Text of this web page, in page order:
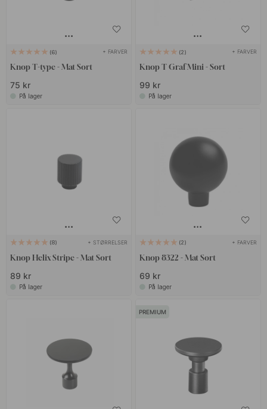
6 + FARVER
Knop T-type - Mat Sort
75 kr
På lager
2 + FARVER
Knop T Graf Mini - Sort
99 kr
På lager
8 + STØRRELSER
Knop Helix Stripe - Mat Sort
89 kr
På lager
2 + FARVER
Knop 8322 - Mat Sort
69 kr
På lager
PREMIUM